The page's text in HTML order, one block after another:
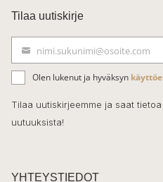
c
e
b
o
o
k
Tilaa uutiskirje
ä
h
k
t
nimi.sukunimi@osoite.com
Olen lukenut ja hyväksyn
Tilaa uutiskirjeemme ja saat
uutuuksista!
YHTEYSTIEDOT